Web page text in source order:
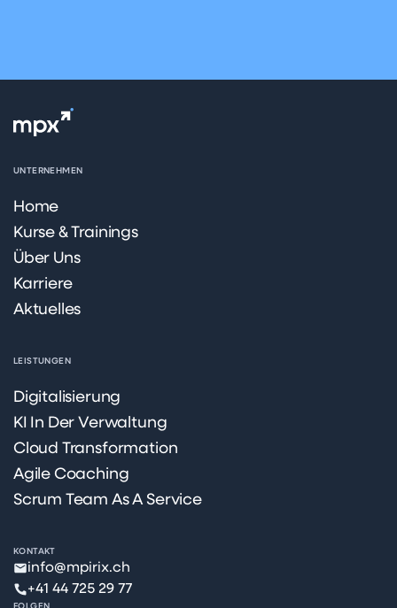
UNTERNEHMEN
Home
Kurse & Trainings
Über Uns
Karriere
Aktuelles
LEISTUNGEN
Digitalisierung
KI In Der Verwaltung
Cloud Transformation
Agile Coaching
Scrum Team As A Service
KONTAKT
info@mpirix.ch
+41 44 725 29 77